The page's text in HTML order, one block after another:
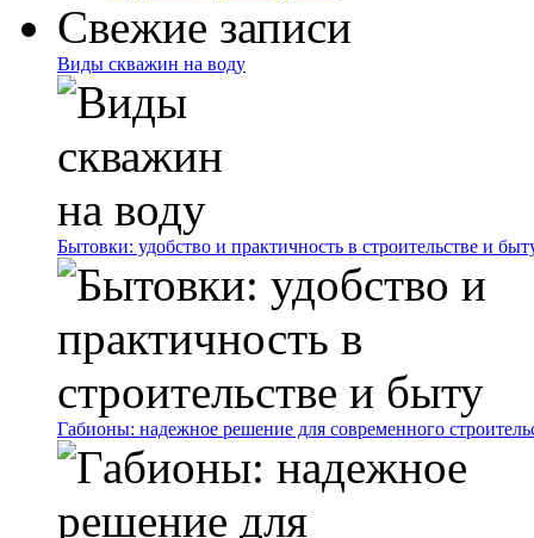
Свежие записи
Виды скважин на воду
Бытовки: удобство и практичность в строительстве и
Габионы: надежное решение для современного